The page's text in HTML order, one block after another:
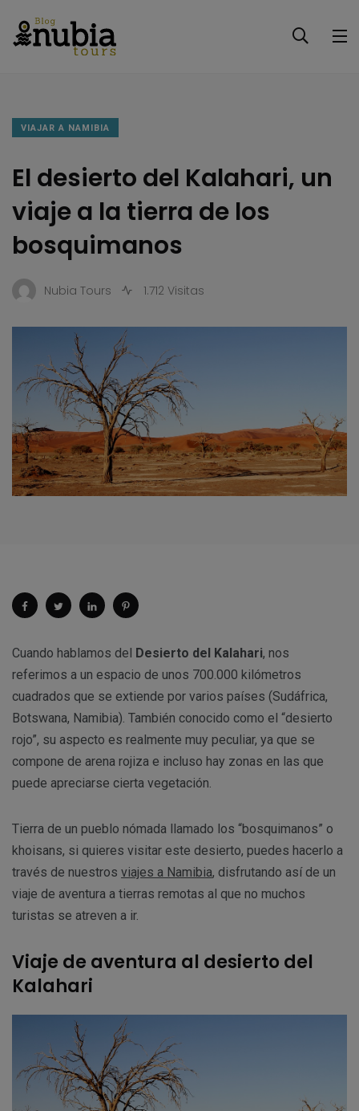
VIAJAR A NAMIBIA
El desierto del Kalahari, un
viaje a la tierra de los
bosquimanos
Nubia Tours 1.712 Visitas
Cuando hablamos del Desierto del Kalahari, nos
referimos a un espacio de unos 700.000 kilómetros
cuadrados que se extiende por varios países (Sudáfrica,
Botswana, Namibia). También conocido como el “desierto
rojo”, su aspecto es realmente muy peculiar, ya que se
compone de arena rojiza e incluso hay zonas en las que
puede apreciarse cierta vegetación.
Tierra de un pueblo nómada llamado los “bosquimanos” o
khoisans, si quieres visitar este desierto, puedes hacerlo a
través de nuestros viajes a Namibia, disfrutando así de un
viaje de aventura a tierras remotas al que no muchos
turistas se atreven a ir.
Viaje de aventura al desierto del
Kalahari